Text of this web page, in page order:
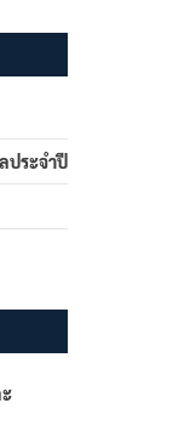
ประจำปี